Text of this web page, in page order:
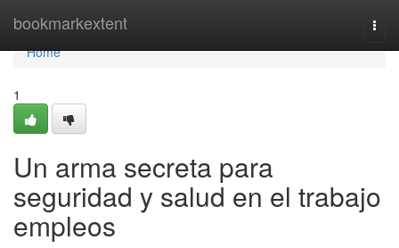
bookmarkextent
Home
Home
1
Un arma secreta para
seguridad y salud en el trabajo
empleos